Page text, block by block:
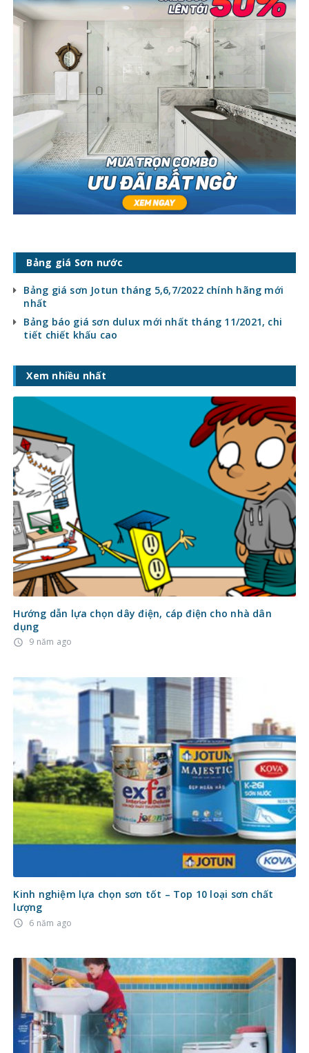
Bảng giá Sơn nước
Bảng giá sơn Jotun tháng 5,6,7/2022 chính hãng mới
nhất
Bảng báo giá sơn dulux mới nhất tháng 11/2021, chi
tiết chiết khấu cao
Xem nhiều nhất
Hướng dẫn lựa chọn dây điện, cáp điện cho nhà dân
dụng
access_time 9 năm ago
Kinh nghiệm lựa chọn sơn tốt – Top 10 loại sơn chất
lượng
access_time 6 năm ago